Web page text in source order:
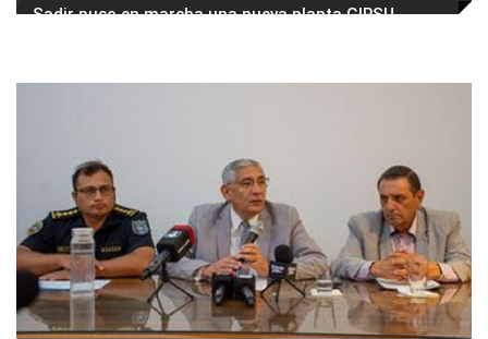
Sadir puso en marcha una nueva planta GIRSU…